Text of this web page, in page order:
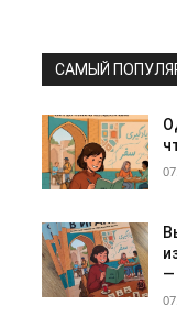
САМЫЙ
—